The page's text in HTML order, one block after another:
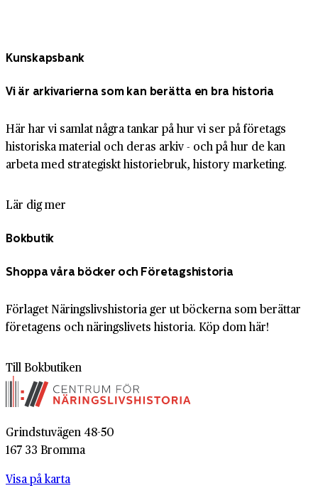
Kunskapsbank
Vi är arkivarierna som kan berätta en bra historia
Här har vi samlat några tankar på hur vi ser på företags
historiska material och deras arkiv - och på hur de kan
arbeta med strategiskt historiebruk, history marketing.
Lär dig mer
Bokbutik
Shoppa våra böcker och Företagshistoria
Förlaget Näringslivshistoria ger ut böckerna som berättar
företagens och näringslivets historia. Köp dom här!
Till Bokbutiken
Grindstuvägen 48-50
167 33 Bromma
Visa på karta